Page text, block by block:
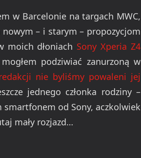
w Barcelonie na targach MWC,
– i starym – propozycjom
moich dłoniach Sony Xperia Z4
podziwiać zanurzoną w
nie byliśmy powaleni jej
jednego członka rodziny –
od Sony, aczkolwiek
mały rozjazd…